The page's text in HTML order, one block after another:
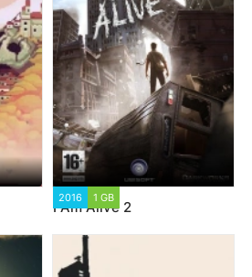
2016 1 GB
I Am Alive 2